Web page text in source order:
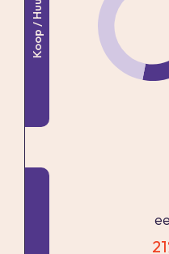
inloopdouche, breed
spiegel, zwevende
en een zwevend
uit over de volle
Slaapkamer II
voorzien van een
in gebruik als
Koop / Huur